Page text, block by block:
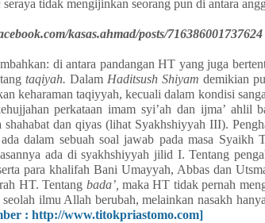
seraya tidak mengijinkan seorang pun di antara
kasas.ahmad/posts/716386001737624
di antara pandangan HT yang juga
taqiyah. Dalam Haditsush Shiyam demikian
keharaman taqiyyah, kecuali dalam kondisi
perkataan imam syi’ah dan ijma’ ahlil
shahabat dan qiyas (lihat Syakhshiyyah III).
dalam sebuah soal jawab pada masa Syaikh
ada di syakhshiyyah jilid I. Tentang
para khalifah Bani Umayyah, Abbas dan
HT. Tentang bada’,maka HT tidak pernah
ilmu Allah berubah, melainkan nasakh
: http://www.titokpriastomo.com]